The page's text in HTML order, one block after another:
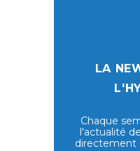
LA
Chaque
l'actualité
directement